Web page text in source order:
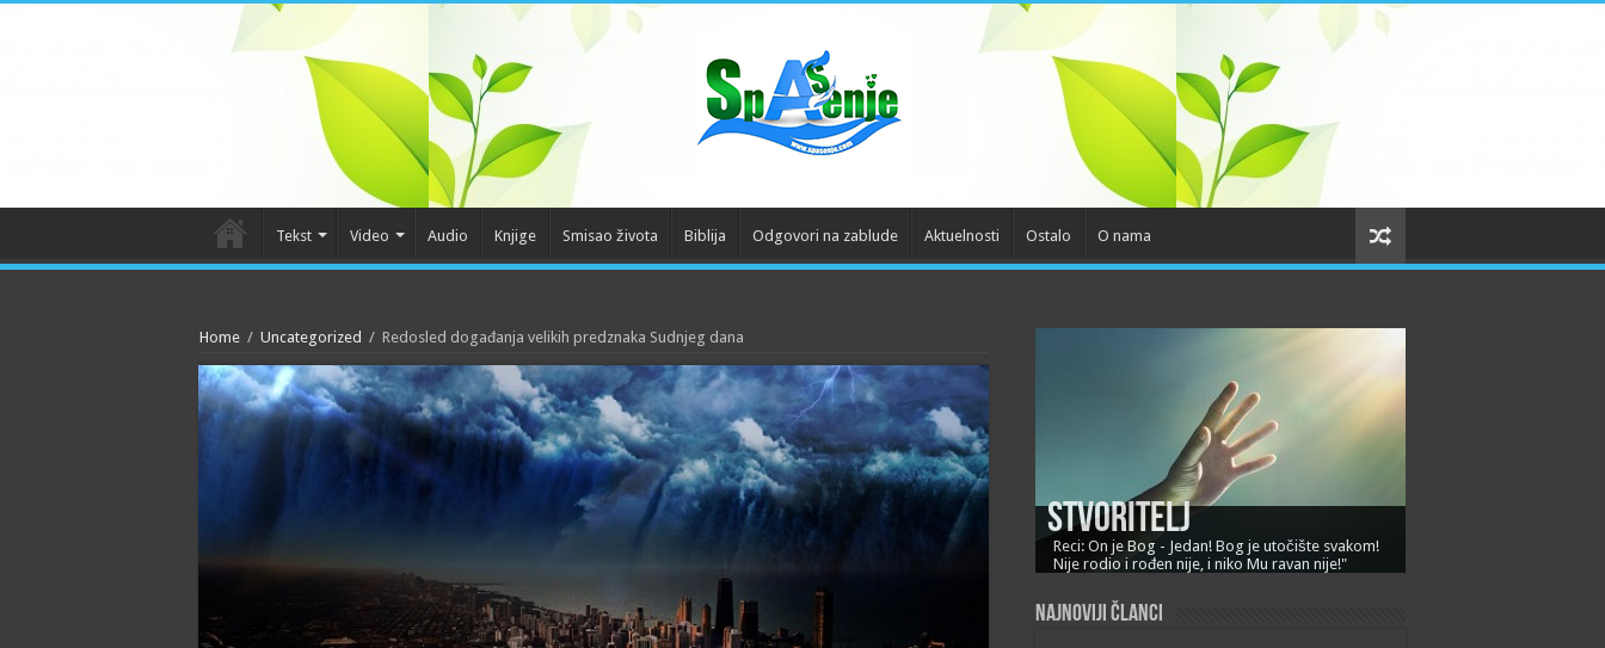
Tekst Video Audio Knjige Smisao života Biblija Odgovori na zablude Aktuelnosti Ostalo O nama
Home / Uncategorized / Redosled događanja velikih predznaka Sudnjeg dana
Stvoritelj
Reci: On je Bog - Jedan! Bog je utočište svakom!
Nije rodio i rođen nije, i niko Mu ravan nije!"
Najnoviji članci